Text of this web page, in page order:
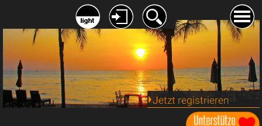
Jetzt registrieren